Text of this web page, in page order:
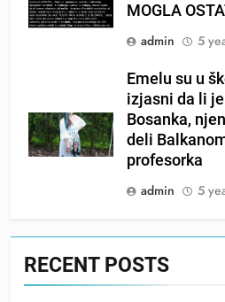
MOGLA
admin
5
Emelu su u
izjasni da li
Bosanka,
deli
profesorka
admin
5
RECENT POSTS